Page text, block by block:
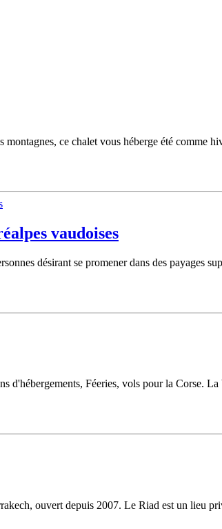
ce chalet vous héberge été comme
vaudoises
désirant se promener dans des payages
d'hébergements, Féeries, vols pour la Corse.
ouvert depuis 2007. Le Riad est un lieu